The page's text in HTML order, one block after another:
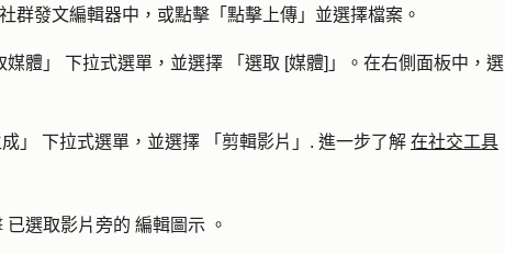
群發文編輯器中，或點擊 「點擊上傳 」並選擇檔案 。
媒體」 下拉式選單，並選擇 「選取 [媒體]」 。在右側面板中， 選
」 下拉式選單，並選擇 「剪輯影片」 . 進一步了解 在社交工具
已選取影片旁的 編輯圖示 。